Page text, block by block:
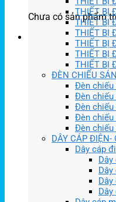
Chưa có sản phẩm
THIẾT BỊ
THIẾT BỊ
THIẾT BỊ
THIẾT BỊ
THIẾT BỊ
THIẾT BỊ
ĐÈN CHIẾU
Đèn chiếu
Đèn chiếu
Đèn chiếu
Đèn chiếu
Đèn chiếu
DÂY CÁP ĐIỆN-
Dây cáp
Dây
Dây
Dây